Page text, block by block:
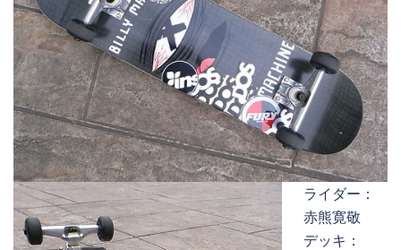
ライダー：
赤熊寛敬
デッキ：